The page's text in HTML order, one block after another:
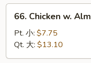
雪
Chicken
Almond
Ding
66. Chicken w.
Pt. 小: $7.75
Qt. 大: $13.10